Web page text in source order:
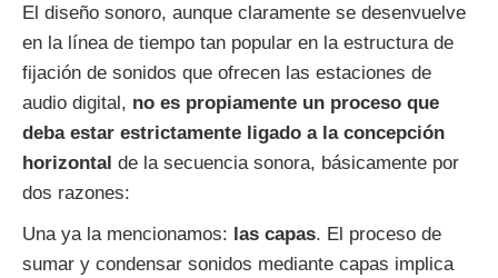
El diseño sonoro, aunque claramente se desenvuelve
en la línea de tiempo tan popular en la estructura de
fijación de sonidos que ofrecen las estaciones de
audio digital, no es propiamente un proceso que
deba estar estrictamente ligado a la concepción
horizontal de la secuencia sonora, básicamente por
dos razones:
Una ya la mencionamos: las capas. El proceso de
sumar y condensar sonidos mediante capas implica